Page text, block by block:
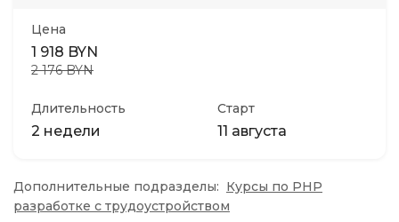
Цена
1 918 BYN
2 176 BYN
Длительность
2 недели
Старт
11 августа
Дополнительные подразделы: Курсы по PHP
разработке с трудоустройством